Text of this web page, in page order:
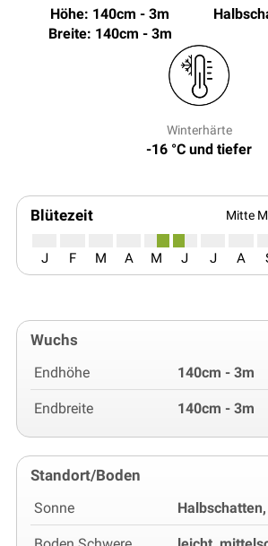
Höhe: 140cm - 3m
Breite: 140cm - 3m
Winterhärte
-16 °C und tiefer
Blütezeit Mitte
J F M A M J J A
Wuchs
Endhöhe 140cm - 3m
Endbreite 140cm - 3m
Standort/Boden
Sonne